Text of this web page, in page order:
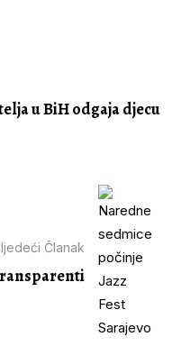
u BiH odgaja djecu
Članak